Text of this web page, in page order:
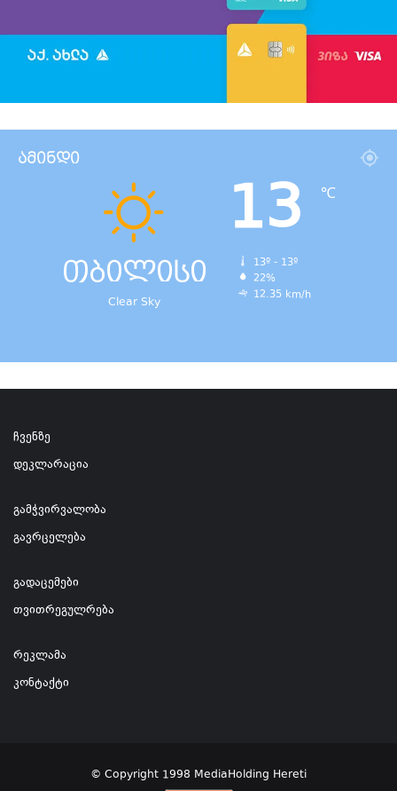
ამინდი
თბილისი
Clear Sky
13 ℃
13º - 13º
22%
12.35 km/h
ჩვენზე
დეკლარაცია
გამჭვირვალობა
გავრცელება
გადაცემები
თვითრეგულრება
რეკლამა
კონტაქტი
© Copyright 1998 MediaHolding Hereti